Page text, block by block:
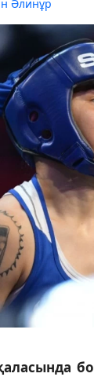
Әлинұр